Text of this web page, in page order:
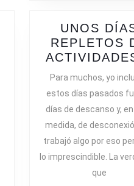
CRÓNICA
DIFERENTE
NIEVE
UNOS
REPLETOS
Para muchos, yo
estos días pasados
días de descanso y,
medida, de
trabajó algo por eso
lo imprescindible. La
que